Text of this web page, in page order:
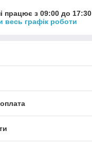
працює з 09:00 до 17:30
весь графік роботи